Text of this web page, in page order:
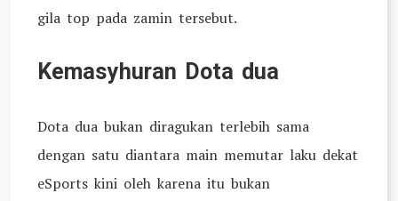
gila top pada zamin tersebut.
Kemasyhuran Dota dua
Dota dua bukan diragukan terlebih sama
dengan satu diantara main memutar laku dekat
eSports kini oleh karena itu bukan